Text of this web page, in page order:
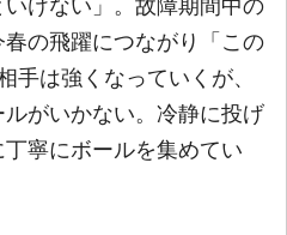
けない」。故障期間中の
の飛躍につながり「この
手は強くなっていくが、
がいかない。冷静に投げ
寧にボールを集めてい